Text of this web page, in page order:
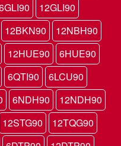
12GLI90
12BKN90
12NBH90
12HUE90
6HUE90
6QTI90
6LCU90
6NDH90
12NDH90
12STG90
12TQG90